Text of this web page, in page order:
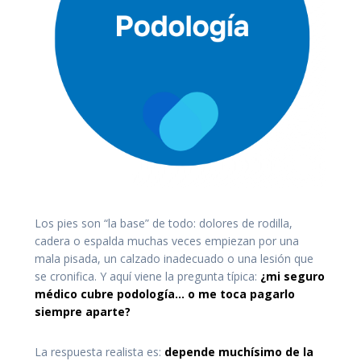
Los pies son “la base” de todo: dolores de rodilla,
cadera o espalda muchas veces empiezan por una
mala pisada, un calzado inadecuado o una lesión que
se cronifica. Y aquí viene la pregunta típica: ¿mi seguro
médico cubre podología… o me toca pagarlo
siempre aparte?
La respuesta realista es: depende muchísimo de la